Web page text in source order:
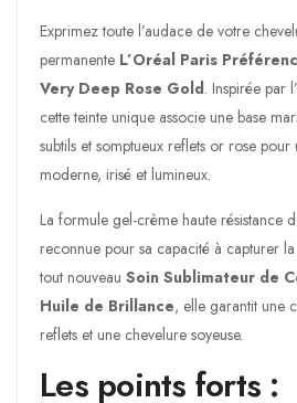
Exprimez toute l’audace de votre
permanente L’Oréal Paris
Very Deep Rose Gold. Inspirée par
cette teinte unique associe une base
subtils et somptueux reflets or rose pour
moderne, irisé et lumineux.
La formule gel-crème haute résistance
reconnue pour sa capacité à capturer
tout nouveau Soin Sublimateur de
Huile de Brillance, elle garantit une
reflets et une chevelure soyeuse.
Les points forts :